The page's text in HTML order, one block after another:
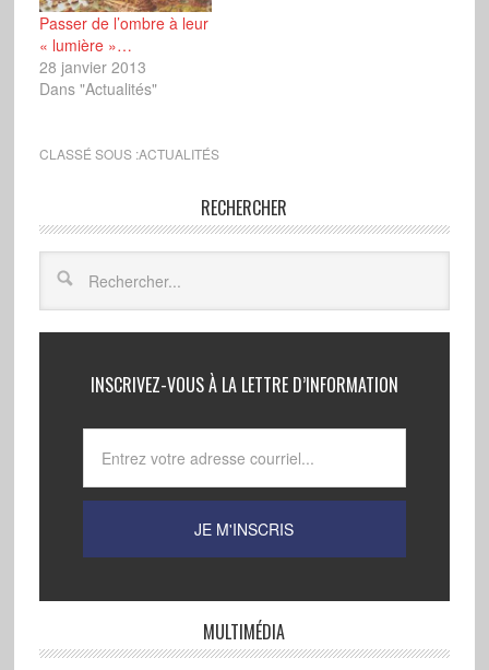
Passer de l’ombre à leur
« lumière »…
28 janvier 2013
Dans "Actualités"
CLASSÉ SOUS :ACTUALITÉS
RECHERCHER
INSCRIVEZ-VOUS À LA LETTRE D’INFORMATION
MULTIMÉDIA